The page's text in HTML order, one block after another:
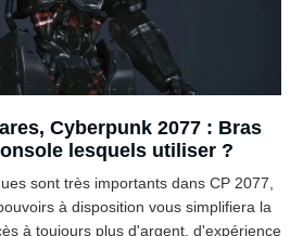
Cyberpunk 2077 : Bras
lesquels utiliser ?
sont très importants dans CP 2077,
à disposition vous simplifiera la
à toujours plus d'argent, d'expérience